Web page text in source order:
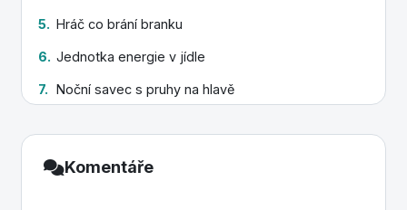
5. Hráč co brání branku
6. Jednotka energie v jídle
7. Noční savec s pruhy na hlavě
Komentáře